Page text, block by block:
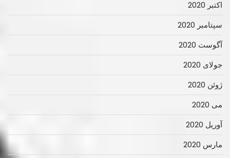
اکتبر 2020
سپتامبر 2020
آگوست 2020
جولای 2020
ژوئن 2020
می 2020
آوریل 2020
مارس 2020